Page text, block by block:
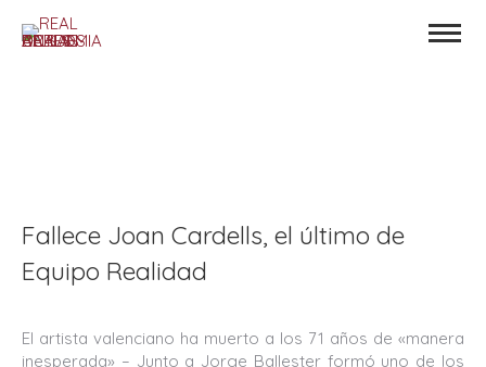
Fallece Joan Cardells, el último de
Equipo Realidad
El artista valenciano ha muerto a los 71 años de «manera
inesperada» – Junto a Jorge Ballester formó uno de los